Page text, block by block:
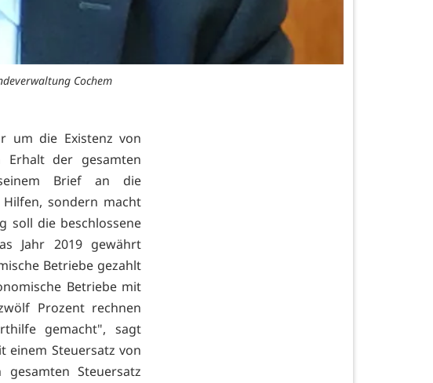
Cochem
um die Existenz von
der gesamten
Brief an die
sondern macht
soll die beschlossene
Jahr 2019 gewährt
Betriebe gezahlt
Betriebe mit
Prozent rechnen
gemacht", sagt
einem Steuersatz von
Steuersatz